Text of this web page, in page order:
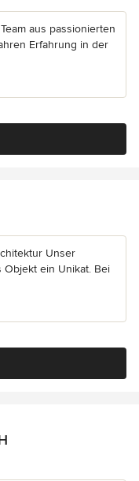
aus passionierten
Erfahrung in der
Unser
ein Unikat. Bei